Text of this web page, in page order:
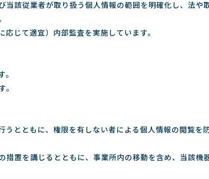
該従業者が取り扱う個人情報の範囲を明確化し、法や
じて適宜）内部監査を実施しています。
とともに、権限を有しない者による個人情報の閲覧を
置を講じるとともに、事業所内の移動を含め、当該機